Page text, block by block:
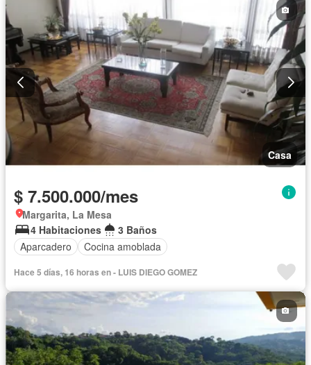
Casa
$ 7.500.000/mes
Margarita, La Mesa
4 Habitaciones
3 Baños
Aparcadero
Cocina amoblada
Hace 5 días, 16 horas en - LUIS DIEGO GOMEZ